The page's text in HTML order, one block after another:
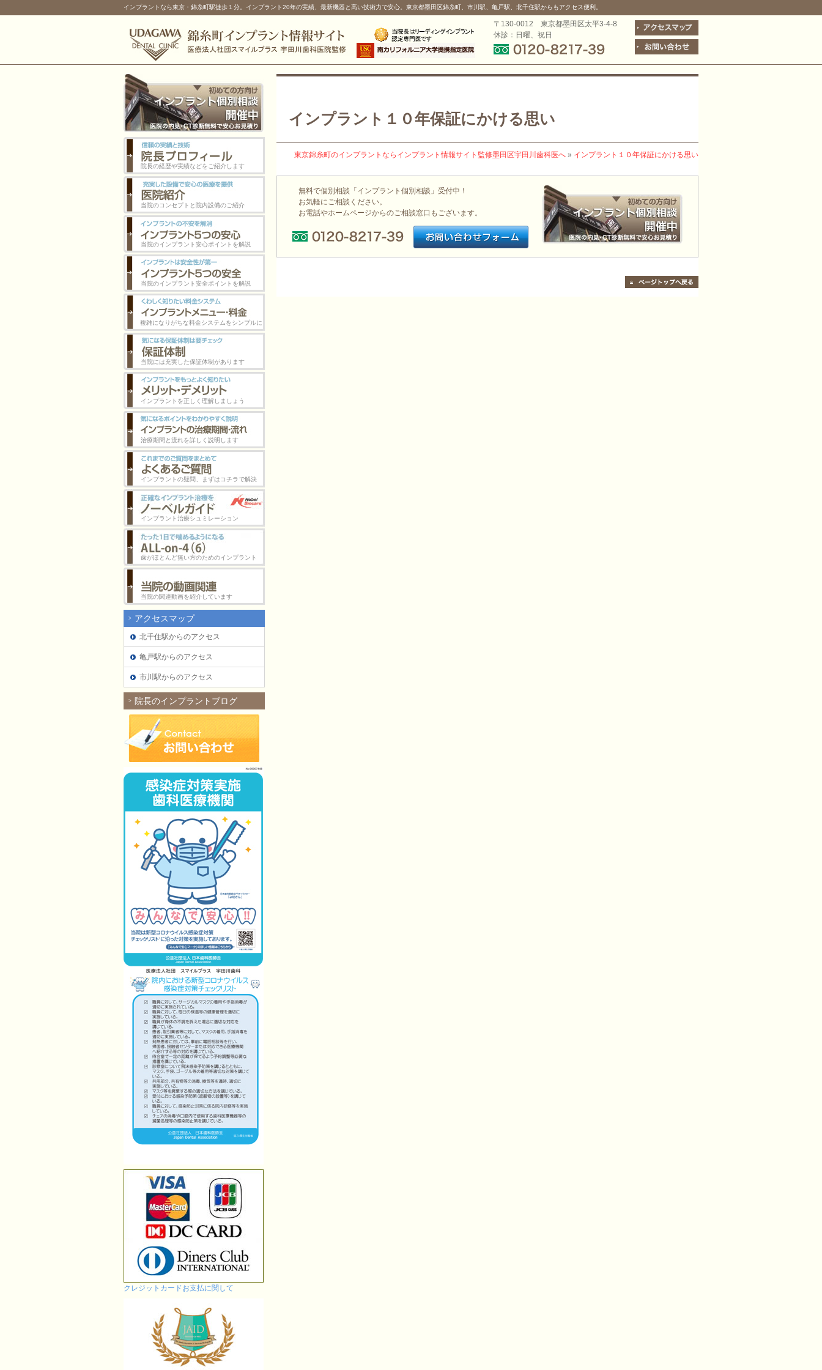
インプラントなら東京・錦糸町駅徒歩１分。インプラント20年の実績、最新機器と高い技術力で安心。東京都墨田区錦糸町、市川駅、亀戸駅、北千住駅からもアクセス便利。
〒130-0012 東京都墨田区太平3-4-8
休診：日曜、祝日
インプラント１０年保証にかける思い
東京錦糸町のインプラントならインプラント情報サイト監修墨田区宇田川歯科医へ » インプラント１０年保証にかける思い
無料で個別相談「インプラント個別相談」受付中！
お気軽にご相談ください。
お電話やホームページからのご相談窓口もございます。
院長の経歴や実績などをご紹介します
当院のコンセプトと院内設備のご紹介
当院のインプラント安心ポイントを解説
当院のインプラント安全ポイントを解説
複雑になりがちな料金システムをシンプルに
当院には充実した保証体制があります
インプラントを正しく理解しましょう
治療期間と流れを詳しく説明します
インプラントの疑問、まずはコチラで解決
インプラント治療シュミレーション
歯がほとんど無い方のためのインプラント
当院の関連動画を紹介しています
アクセスマップ
北千住駅からのアクセス
亀戸駅からのアクセス
市川駅からのアクセス
院長のインプラントブログ
クレジットカードお支払に関して